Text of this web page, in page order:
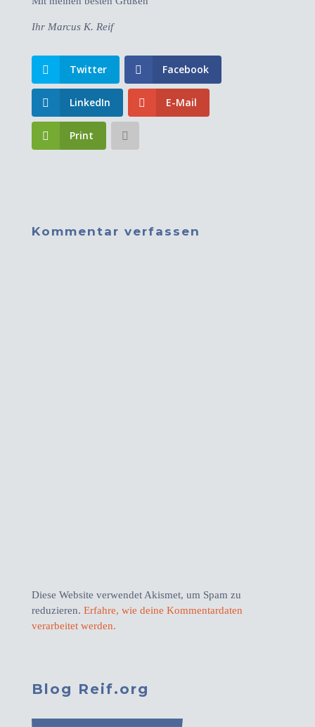
Ihr Marcus K. Reif
Twitter Facebook
LinkedIn E-Mail
Print
Kommentar verfassen
Diese Website verwendet Akismet, um Spam zu
reduzieren. Erfahre, wie deine Kommentardaten
verarbeitet werden.
Blog Reif.org